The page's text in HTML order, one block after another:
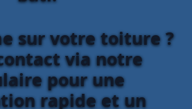
sur votre toiture ?
via notre
pour une
rapide et un